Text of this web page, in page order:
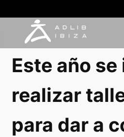
Este año
realizar
para dar a